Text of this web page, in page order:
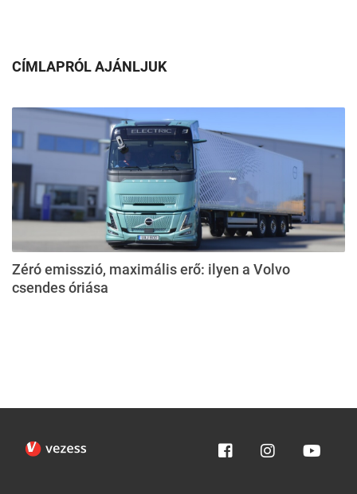
CÍMLAPRÓL AJÁNLJUK
Zéró emisszió, maximális erő: ilyen a Volvo
csendes óriása